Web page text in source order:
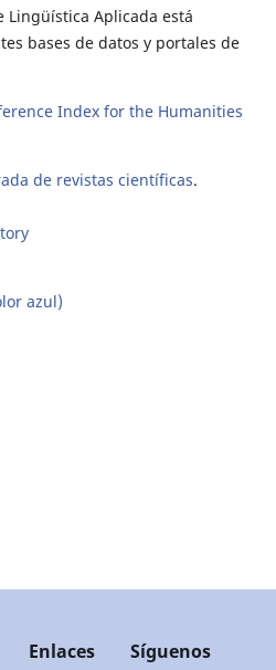
Aplicada está
bases de datos y portales de
Index for the Humanities
de revistas científicas.
azul)
Enlaces Síguenos